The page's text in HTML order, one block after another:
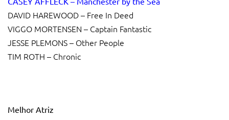
DAVID HAREWOOD – Free In Deed
VIGGO MORTENSEN – Captain Fantastic
JESSE PLEMONS – Other People
TIM ROTH – Chronic
Melhor Atriz